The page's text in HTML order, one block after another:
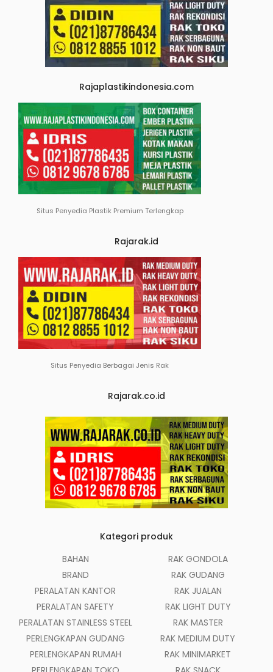
Rajaplastikindonesia.com
Situs Penyedia Plastik Premium Terlengkap
Rajarak.id
Situs Penyedia Berbagai Jenis Rak
Rajarak.co.id
Kategori produk
BAHAN
BRAND
PERALATAN KANTOR
PERALATAN SAFETY
PERALATAN STAINLESS STEEL
PERLENGKAPAN GUDANG
PERLENGKAPAN RUMAH
RAK GONDOLA
RAK GUDANG
RAK JUALAN
RAK LIGHT DUTY
RAK MASTER
RAK MEDIUM DUTY
RAK MINIMARKET